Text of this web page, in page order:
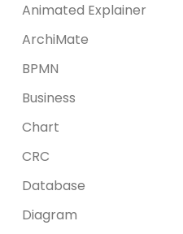
Animated Explainer
ArchiMate
BPMN
Business
Chart
CRC
Database
Diagram